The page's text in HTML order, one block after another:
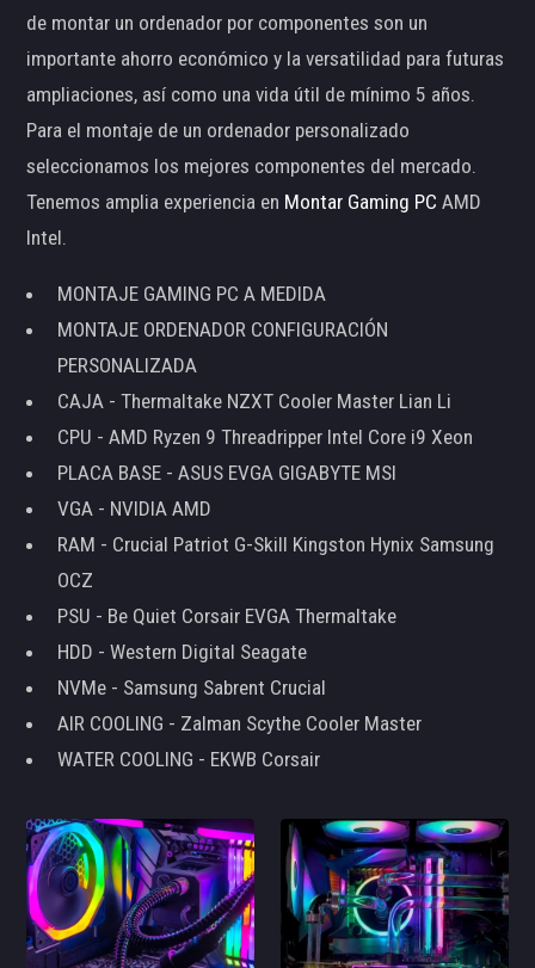
de montar un ordenador por componentes son un
importante ahorro económico y la versatilidad para futuras
ampliaciones, así como una vida útil de mínimo 5 años.
Para el montaje de un ordenador personalizado
seleccionamos los mejores componentes del mercado.
Tenemos amplia experiencia en Montar Gaming PC AMD
Intel.
MONTAJE GAMING PC A MEDIDA
MONTAJE ORDENADOR CONFIGURACIÓN
PERSONALIZADA
CAJA - Thermaltake NZXT Cooler Master Lian Li
CPU - AMD Ryzen 9 Threadripper Intel Core i9 Xeon
PLACA BASE - ASUS EVGA GIGABYTE MSI
VGA - NVIDIA AMD
RAM - Crucial Patriot G-Skill Kingston Hynix Samsung
OCZ
PSU - Be Quiet Corsair EVGA Thermaltake
HDD - Western Digital Seagate
NVMe - Samsung Sabrent Crucial
AIR COOLING - Zalman Scythe Cooler Master
WATER COOLING - EKWB Corsair